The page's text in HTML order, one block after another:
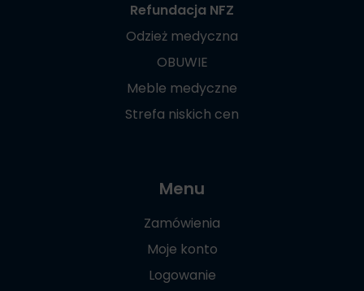
Refundacja NFZ
Odzież medyczna
OBUWIE
Meble medyczne
Strefa niskich cen
Menu
Zamówienia
Moje konto
Logowanie